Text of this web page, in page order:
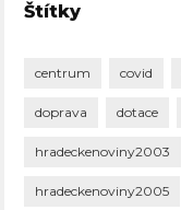
Štítky
centrum covid
doprava dotace
hradeckenoviny2003
hradeckenoviny2005